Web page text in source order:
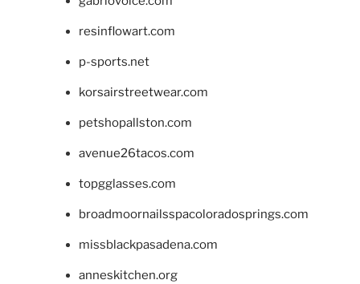
resinflowart.com
p-sports.net
korsairstreetwear.com
petshopallston.com
avenue26tacos.com
topgglasses.com
broadmoornailsspacoloradosprings.com
missblackpasadena.com
anneskitchen.org